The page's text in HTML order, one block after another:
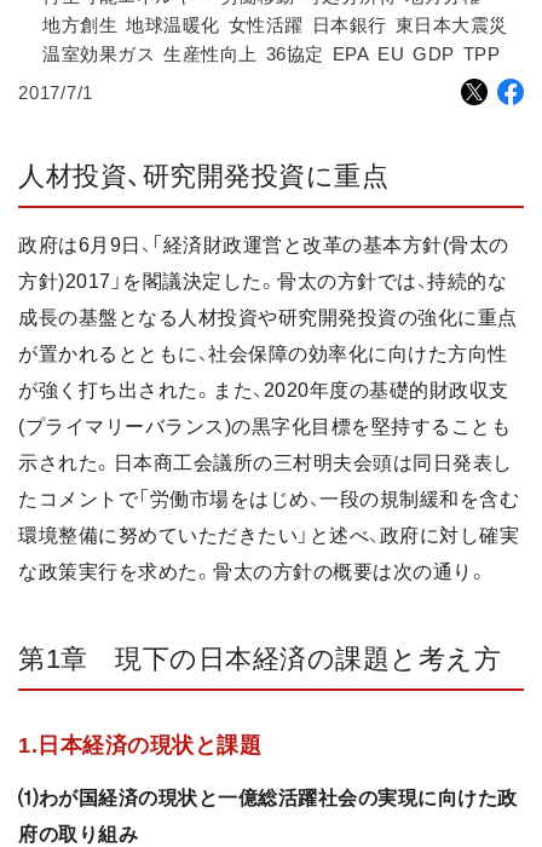
地方創生 地球温暖化 女性活躍 日本銀行 東日本大震災
温室効果ガス 生産性向上 36協定 EPA EU GDP TPP
2017/7/1
人材投資、研究開発投資に重点
政府は6月9日、「経済財政運営と改革の基本方針(骨太の
方針)2017」を閣議決定した。骨太の方針では、持続的な
成長の基盤となる人材投資や研究開発投資の強化に重点
が置かれるとともに、社会保障の効率化に向けた方向性
が強く打ち出された。また、2020年度の基礎的財政収支
(プライマリーバランス)の黒字化目標を堅持することも
示された。日本商工会議所の三村明夫会頭は同日発表し
たコメントで「労働市場をはじめ、一段の規制緩和を含む
環境整備に努めていただきたい」と述べ、政府に対し確実
な政策実行を求めた。骨太の方針の概要は次の通り。
第1章 現下の日本経済の課題と考え方
1.日本経済の現状と課題
⑴わが国経済の現状と一億総活躍社会の実現に向けた政
府の取り組み